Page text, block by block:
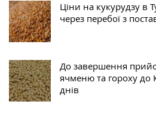
Ціни на кукурудзу в
через перебої з
До завершення
ячменю та гороху до
днів